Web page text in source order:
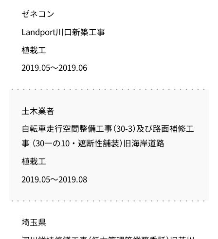
ゼネコン
Landport川口新築工事
植栽工
2019.05～2019.06
土木業者
自転車走行空間整備工事（30-3）及び路面補修工
事 （30一の10・遮断性舗装）旧海岸道路
植栽工
2019.05～2019.08
埼玉県